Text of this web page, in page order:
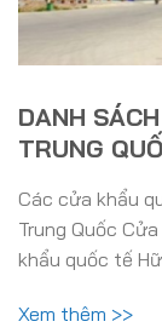
DANH
TRUNG
Các cửa khẩu
Trung Quốc
khẩu quốc tế
Xem thêm >>